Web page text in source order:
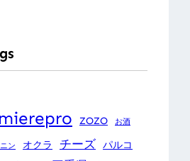
ZOZO お酒
ン オクラ チーズ パルコ